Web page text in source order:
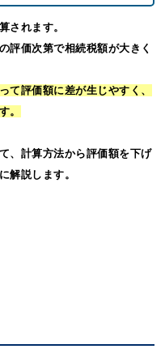
されます。
評価次第で相続税額が大きく
て評価額に差が生じやすく、
。
、計算方法から評価額を下げ
解説します。